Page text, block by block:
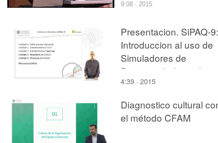
9:08 · 2015
Presentacion. SiPAQ-9:
Introduccion al uso de
Simuladores de
Procesos Industriales
4:39 · 2015
Diagnostico cultural
el método CFAM